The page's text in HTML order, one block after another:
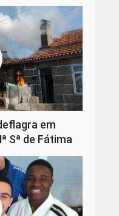
em
Sª de Fátima